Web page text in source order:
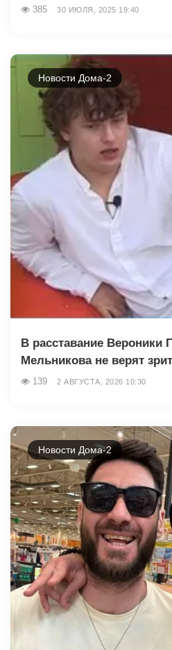
385 30 ИЮЛЯ, 2025 19:40
Новости Дома-2
В расставание Вероники
Мельникова не верят
139 2 АВГУСТА, 2026 10:30
Новости Дома-2